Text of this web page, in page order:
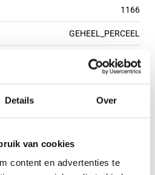
Details Over
van cookies
content en advertenties te
€ 60.000,- excl. BTW en
op bedrijventerrein
omgeving met alle
zoals winkels en horeca
1166
GEHEEL_PERCEEL
1290 m²